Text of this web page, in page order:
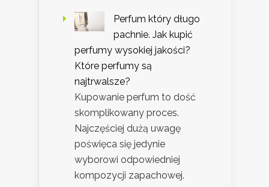
Perfum który długo
pachnie. Jak kupić
perfumy wysokiej jakości?
Które perfumy są
najtrwalsze?
Kupowanie perfum to dość
skomplikowany proces.
Najczęściej dużą uwagę
poświęca się jedynie
wyborowi odpowiedniej
kompozycji zapachowej.